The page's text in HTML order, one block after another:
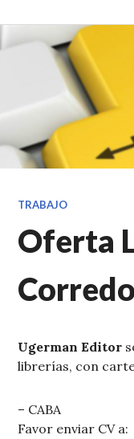
al
contenido.
VENDER+LIBROS
TRABAJO
Oferta
Ugerman Editor
librerías, con
– CABA
Favor enviar CV a: